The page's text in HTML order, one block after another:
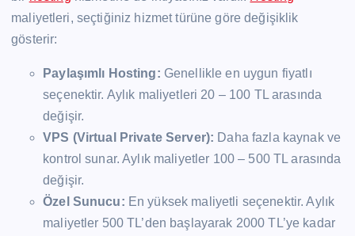
maliyetleri, seçtiğiniz hizmet türüne göre değişiklik
gösterir:
Paylaşımlı Hosting: Genellikle en uygun fiyatlı
seçenektir. Aylık maliyetleri 20 – 100 TL arasında
değişir.
VPS (Virtual Private Server): Daha fazla kaynak ve
kontrol sunar. Aylık maliyetler 100 – 500 TL arasında
değişir.
Özel Sunucu: En yüksek maliyetli seçenektir. Aylık
maliyetler 500 TL’den başlayarak 2000 TL’ye kadar